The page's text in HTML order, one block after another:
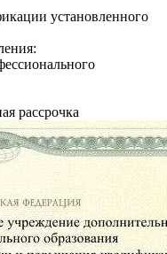
установленного
рассрочка